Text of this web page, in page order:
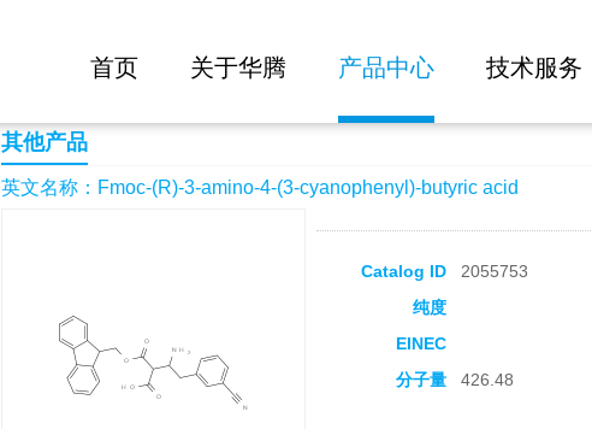
首页 关于华腾 产品中心 技术服务
Fmoc-(R)-3-amino-4-(3-cyanophenyl)-butyric acid
其他产品
英文名称：Fmoc-(R)-3-amino-4-(3-cyanophenyl)-butyric acid
Catalog ID 2055753
纯度
EINEC
分子量 426.48